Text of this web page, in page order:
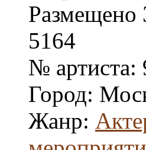
Размещено
5164
№ артиста:
Город:
Жанр: